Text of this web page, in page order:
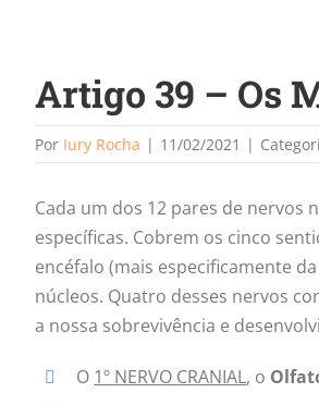
Artigo 39 – Os
Por Iury Rocha | 11/02/2021 |
Cada um dos 12 pares de nervos
específicas. Cobrem os cinco
encéfalo (mais especificamente
núcleos. Quatro desses nervos
a nossa sobrevivência e
O 1º NERVO CRANIAL, o